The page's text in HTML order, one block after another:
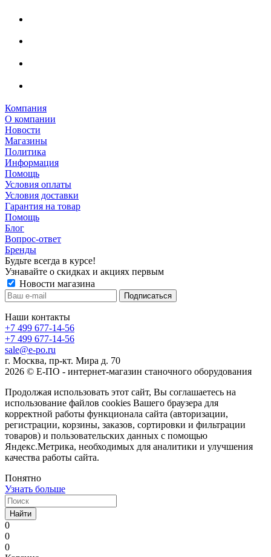
Компания
О компании
Новости
Магазины
Политика
Информация
Помощь
Условия оплаты
Условия доставки
Гарантия на товар
Помощь
Блог
Вопрос-ответ
Бренды
Будьте всегда в курсе!
Узнавайте о скидках и акциях первым
Новости магазина
Наши контакты
+7 499 677-14-56
+7 499 677-14-56
sale@e-po.ru
г. Москва, пр-кт. Мира д. 70
2026 © Е-ПО - интернет-магазин станочного оборудования
Продолжая использовать этот сайт, Вы соглашаетесь на
использование файлов cookies Вашего браузера для
корректной работы функционала сайта (авторизации,
регистрации, корзины, заказов, сортировки и фильтрации
товаров) и пользовательских данных с помощью
Яндекс.Метрика, необходимых для аналитики и улучшения
качества работы сайта.
Понятно
Узнать больше
Найти
0
0
0